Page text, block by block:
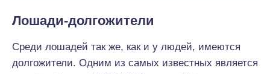
Лошади-долгожители
Среди лошадей так же, как и у людей, имеются
долгожители. Одним из самых известных является